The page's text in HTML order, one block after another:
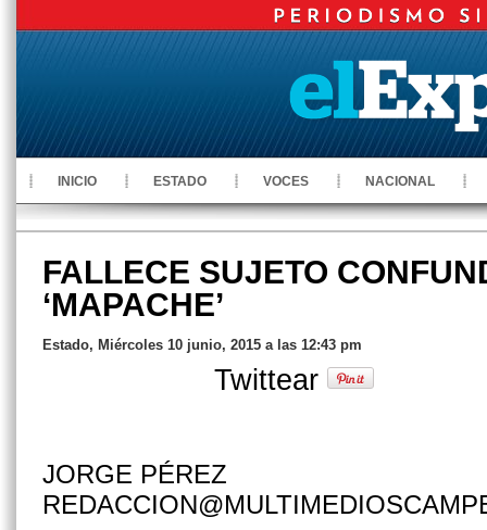
INICIO ESTADO VOCES NACIONAL
FALLECE SUJETO
‘MAPACHE’
Estado, Miércoles 10 junio, 2015 a las 12:43 pm
Twittear
JORGE PÉREZ